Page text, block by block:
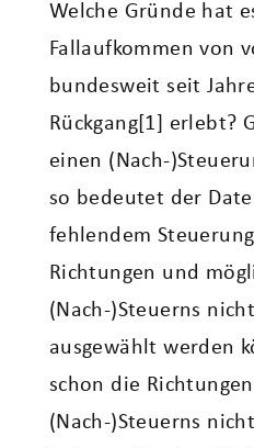
Welche Gründe hat
Fallaufkommen von
bundesweit seit
Rückgang[1] erlebt?
einen (Nach-
so bedeutet der
fehlendem
Richtungen und
(Nach-)Steuerns
ausgewählt werden
schon die
(Nach-)Steuerns